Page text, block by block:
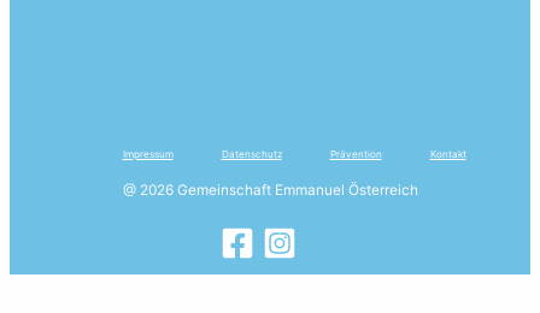
Impressum Datenschutz Prävention Kontakt
@ 2026 Gemeinschaft Emmanuel Österreich